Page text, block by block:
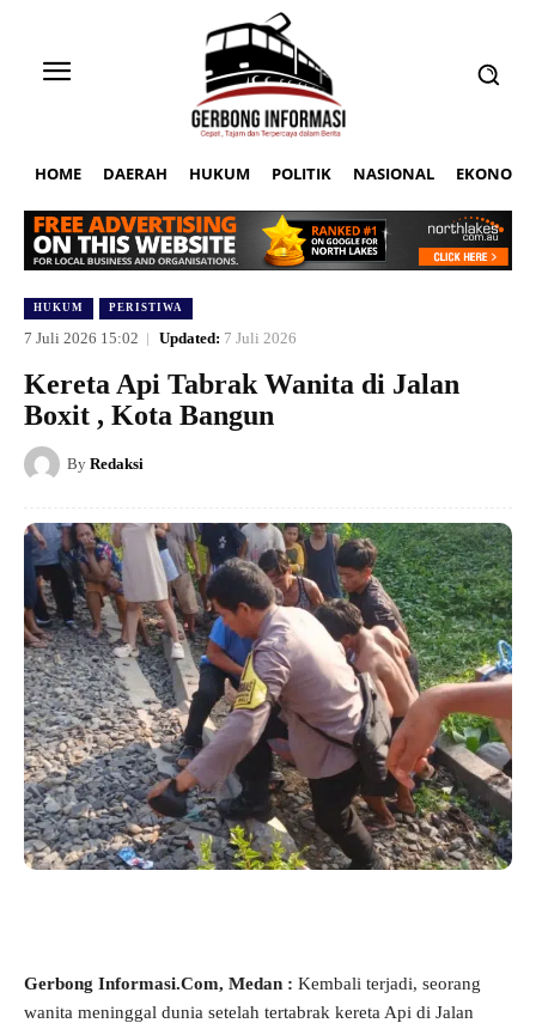
HOME DAERAH HUKUM POLITIK NASIONAL EKONOMI
HUKUM PERISTIWA
7 Juli 2026 15:02 Updated: 7 Juli 2026
Kereta Api Tabrak Wanita di Jalan
Boxit , Kota Bangun
By Redaksi
Gerbong Informasi.Com, Medan : Kembali terjadi, seorang
wanita meninggal dunia setelah tertabrak kereta Api di Jalan